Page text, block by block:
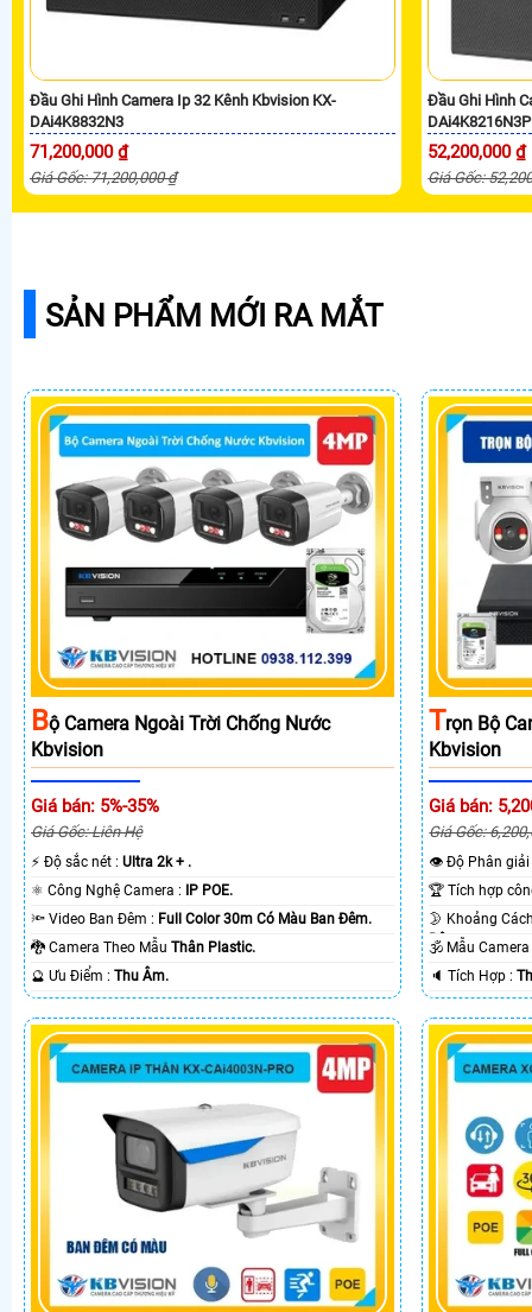
Đầu Ghi Hình Camera Ip 32 Kênh Kbvision KX-
DAi4K8832N3
71,200,000 ₫
Giá Gốc: 71,200,000 ₫
Đầu Ghi Hình
52,200,000 ₫
Giá Gốc:
SẢN PHẨM MỚI RA MẮT
BỘ Camera Ngoài Trời Chống Nước
Kbvision
Giá bán: 5%-35%
Giá Gốc: Liên Hệ
️⚡ Độ sắc nét : Ultra 2k + .
⚛️ Công Nghệ Camera : IP POE.
🔦 Video Ban Đêm : Full Color 30m Có Màu Ban Ðêm.
🐉️ Camera Theo Mẫu Thân Plastic.
️🔮 Ưu Điểm : Thu Âm.
TRọn Bộ
Kbvision
Giá bán:
Giá Gốc:
👁 Độ Phân
Ðêm.🕉️ Mẫu Camera
️🔈 Tích Hợp :